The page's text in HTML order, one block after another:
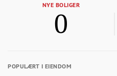
NYE BOLIGER
0
POPULÆRT I EIENDOM